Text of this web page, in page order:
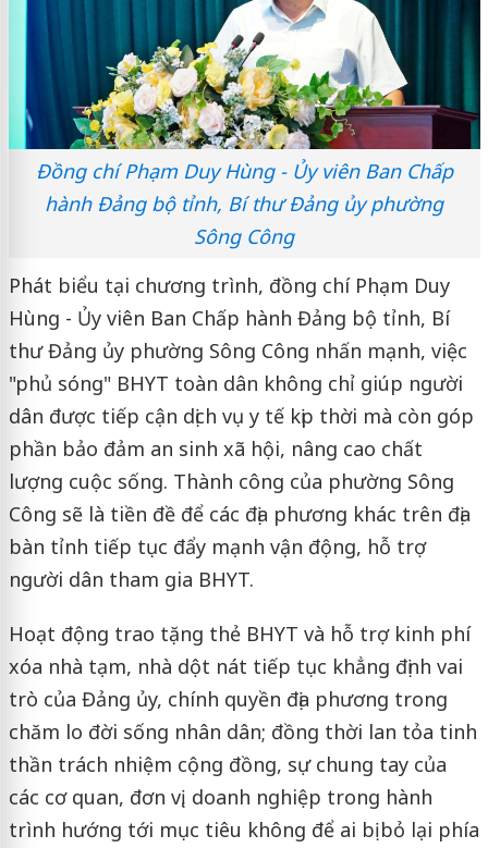
Đồng chí Phạm Duy Hùng - Ủy viên Ban Chấp
hành Đảng bộ tỉnh, Bí thư Đảng ủy phường
Sông Công
Phát biểu tại chương trình, đồng chí Phạm Duy
Hùng - Ủy viên Ban Chấp hành Đảng bộ tỉnh, Bí
thư Đảng ủy phường Sông Công nhấn mạnh, việc
"phủ sóng" BHYT toàn dân không chỉ giúp người
dân được tiếp cận dịch vụ y tế kịp thời mà còn góp
phần bảo đảm an sinh xã hội, nâng cao chất
lượng cuộc sống. Thành công của phường Sông
Công sẽ là tiền đề để các địa phương khác trên địa
bàn tỉnh tiếp tục đẩy mạnh vận động, hỗ trợ
người dân tham gia BHYT.
Hoạt động trao tặng thẻ BHYT và hỗ trợ kinh phí
xóa nhà tạm, nhà dột nát tiếp tục khẳng định vai
trò của Đảng ủy, chính quyền địa phương trong
chăm lo đời sống nhân dân; đồng thời lan tỏa tinh
thần trách nhiệm cộng đồng, sự chung tay của
các cơ quan, đơn vị, doanh nghiệp trong hành
trình hướng tới mục tiêu không để ai bị bỏ lại phía